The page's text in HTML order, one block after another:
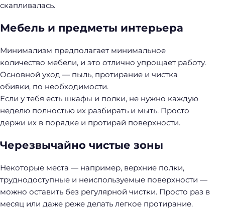
скапливалась.
Мебель и предметы интерьера
Минимализм предполагает минимальное
количество мебели, и это отлично упрощает работу.
Основной уход — пыль, протирание и чистка
обивки, по необходимости.
Если у тебя есть шкафы и полки, не нужно каждую
неделю полностью их разбирать и мыть. Просто
держи их в порядке и протирай поверхности.
Черезвычайно чистые зоны
Некоторые места — например, верхние полки,
труднодоступные и неиспользуемые поверхности —
можно оставить без регулярной чистки. Просто раз в
месяц или даже реже делать легкое протирание.